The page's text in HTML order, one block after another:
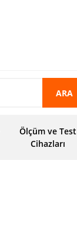
ARA
Ölçüm ve Test
Cihazları